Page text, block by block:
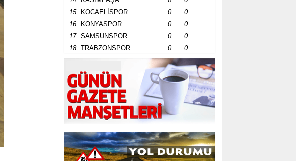
15
KOCAELİSPOR 0
0
16
KONYASPOR 0
0
17
SAMSUNSPOR 0
0
18
TRABZONSPOR 0 0